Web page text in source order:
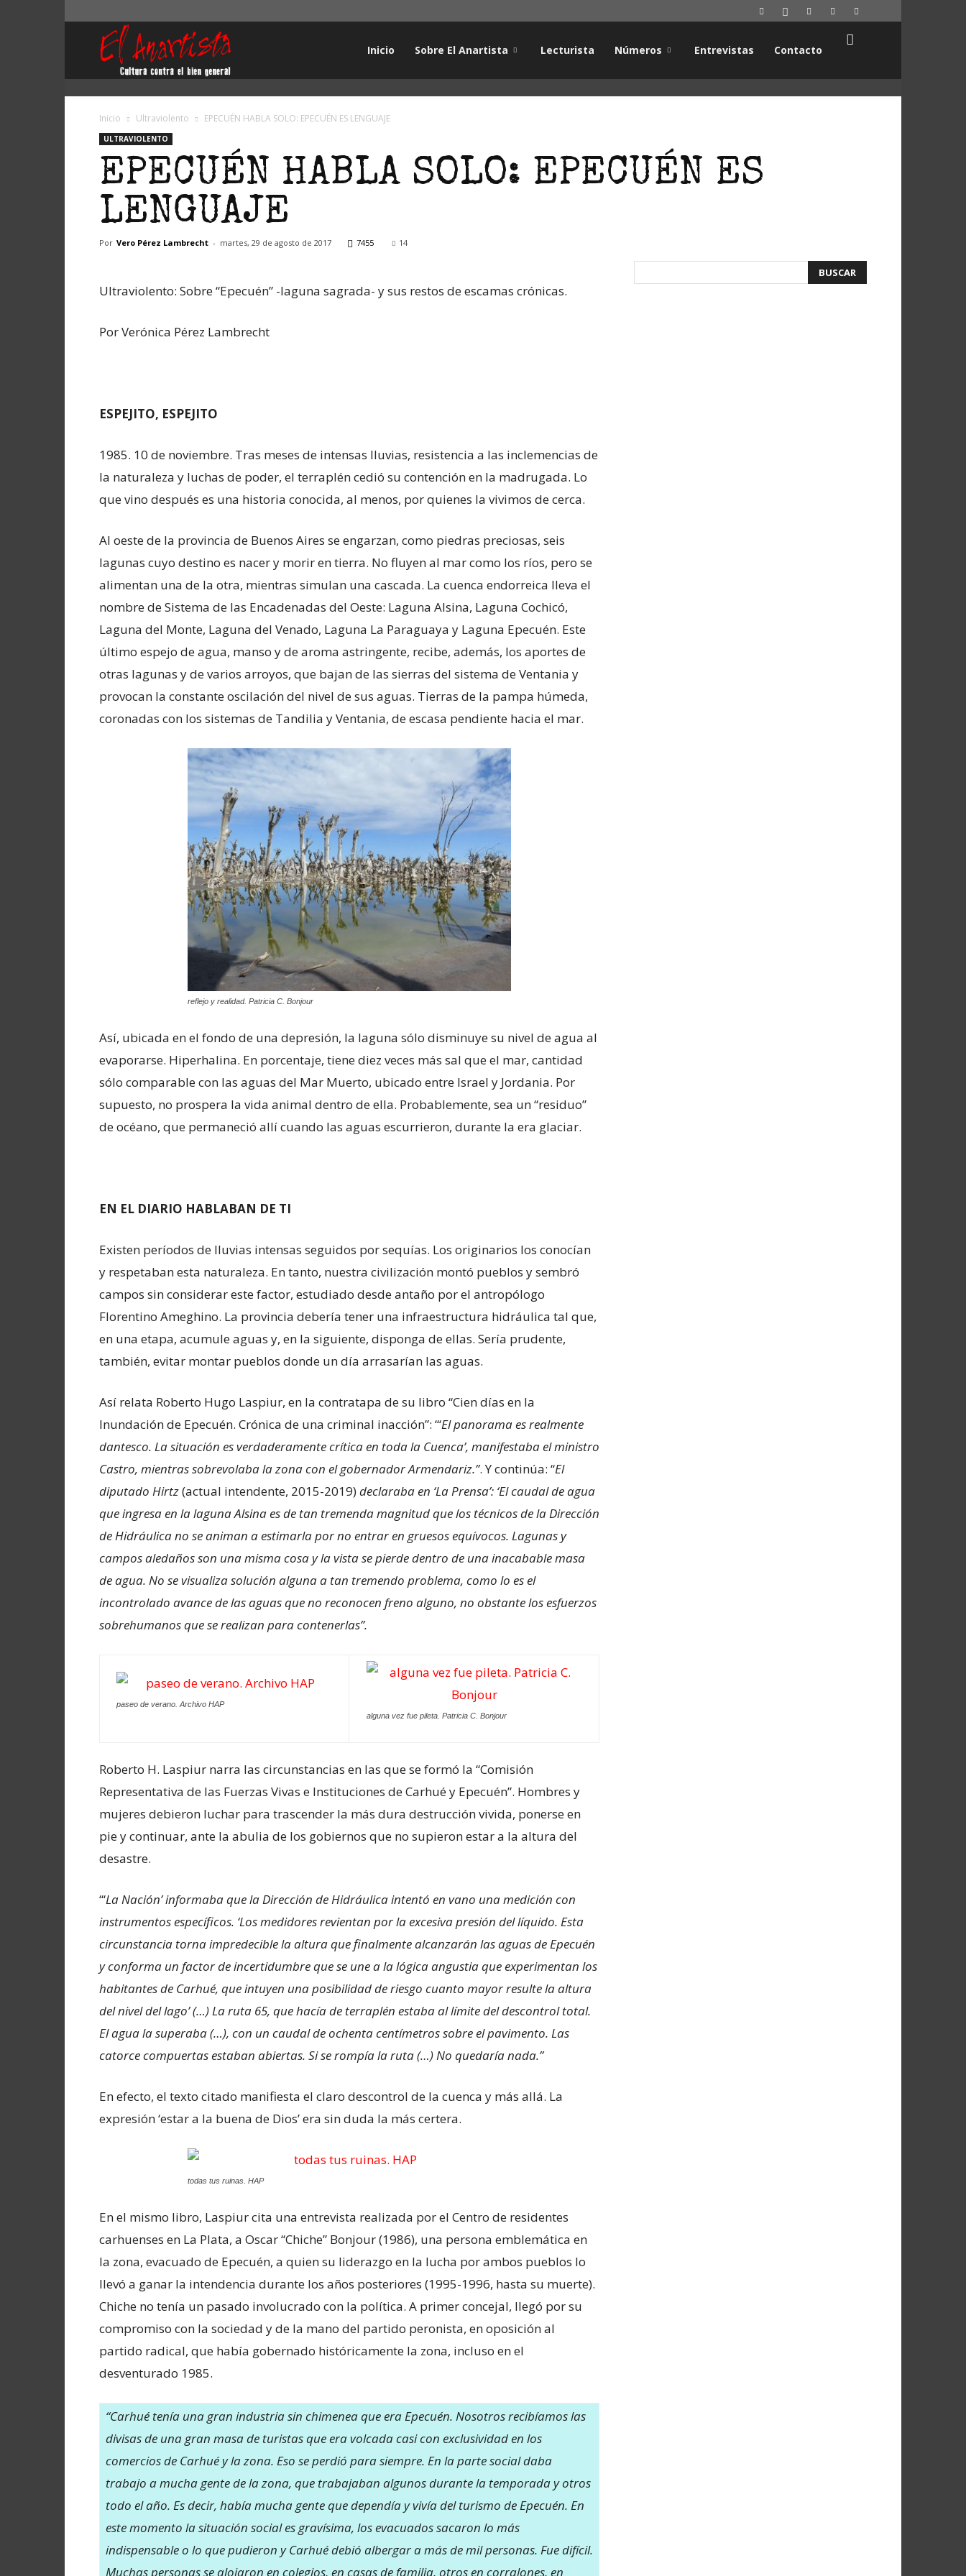
Inicio Sobre El Anartista Lecturista Números Entrevistas Contacto
Inicio Ultraviolento EPECUÉN HABLA SOLO: EPECUÉN ES LENGUAJE
ULTRAVIOLENTO
EPECUÉN HABLA SOLO: EPECUÉN ES
LENGUAJE
Por Vero Pérez Lambrecht - martes, 29 de agosto de 2017 7455 14
Ultraviolento: Sobre “Epecuén” -laguna sagrada- y sus restos de escamas crónicas.
Por Verónica Pérez Lambrecht
ESPEJITO, ESPEJITO
1985. 10 de noviembre. Tras meses de intensas lluvias, resistencia a las inclemencias de
la naturaleza y luchas de poder, el terraplén cedió su contención en la madrugada. Lo
que vino después es una historia conocida, al menos, por quienes la vivimos de cerca.
Al oeste de la provincia de Buenos Aires se engarzan, como piedras preciosas, seis
lagunas cuyo destino es nacer y morir en tierra. No fluyen al mar como los ríos, pero se
alimentan una de la otra, mientras simulan una cascada. La cuenca endorreica lleva el
nombre de Sistema de las Encadenadas del Oeste: Laguna Alsina, Laguna Cochicó,
Laguna del Monte, Laguna del Venado, Laguna La Paraguaya y Laguna Epecuén. Este
último espejo de agua, manso y de aroma astringente, recibe, además, los aportes de
otras lagunas y de varios arroyos, que bajan de las sierras del sistema de Ventania y
provocan la constante oscilación del nivel de sus aguas. Tierras de la pampa húmeda,
coronadas con los sistemas de Tandilia y Ventania, de escasa pendiente hacia el mar.
reflejo y realidad. Patricia C. Bonjour
Así, ubicada en el fondo de una depresión, la laguna sólo disminuye su nivel de agua al
evaporarse. Hiperhalina. En porcentaje, tiene diez veces más sal que el mar, cantidad
sólo comparable con las aguas del Mar Muerto, ubicado entre Israel y Jordania. Por
supuesto, no prospera la vida animal dentro de ella. Probablemente, sea un “residuo”
de océano, que permaneció allí cuando las aguas escurrieron, durante la era glaciar.
EN EL DIARIO HABLABAN DE TI
Existen períodos de lluvias intensas seguidos por sequías. Los originarios los conocían
y respetaban esta naturaleza. En tanto, nuestra civilización montó pueblos y sembró
campos sin considerar este factor, estudiado desde antaño por el antropólogo
Florentino Ameghino. La provincia debería tener una infraestructura hidráulica tal que,
en una etapa, acumule aguas y, en la siguiente, disponga de ellas. Sería prudente,
también, evitar montar pueblos donde un día arrasarían las aguas.
Así relata Roberto Hugo Laspiur, en la contratapa de su libro “Cien días en la
Inundación de Epecuén. Crónica de una criminal inacción”: “‘El panorama es realmente
dantesco. La situación es verdaderamente crítica en toda la Cuenca’, manifestaba el ministro
Castro, mientras sobrevolaba la zona con el gobernador Armendariz.”. Y continúa: “El
diputado Hirtz(actual intendente, 2015-2019)declaraba en ‘La Prensa’: ‘El caudal de agua
que ingresa en la laguna Alsina es de tan tremenda magnitud que los técnicos de la Dirección
de Hidráulica no se animan a estimarla por no entrar en gruesos equívocos. Lagunas y
campos aledaños son una misma cosa y la vista se pierde dentro de una inacabable masa
de agua. No se visualiza solución alguna a tan tremendo problema, como lo es el
incontrolado avance de las aguas que no reconocen freno alguno, no obstante los esfuerzos
sobrehumanos que se realizan para contenerlas”.
paseo de verano. Archivo HAP
alguna vez fue pileta. Patricia C. Bonjour
Roberto H. Laspiur narra las circunstancias en las que se formó la “Comisión
Representativa de las Fuerzas Vivas e Instituciones de Carhué y Epecuén”. Hombres y
mujeres debieron luchar para trascender la más dura destrucción vivida, ponerse en
pie y continuar, ante la abulia de los gobiernos que no supieron estar a la altura del
desastre.
“‘La Nación’ informaba que la Dirección de Hidráulica intentó en vano una medición con
instrumentos específicos. ‘Los medidores revientan por la excesiva presión del líquido. Esta
circunstancia torna impredecible la altura que finalmente alcanzarán las aguas de Epecuén
y conforma un factor de incertidumbre que se une a la lógica angustia que experimentan los
habitantes de Carhué, que intuyen una posibilidad de riesgo cuanto mayor resulte la altura
del nivel del lago’ (…) La ruta 65, que hacía de terraplén estaba al límite del descontrol total.
El agua la superaba (…), con un caudal de ochenta centímetros sobre el pavimento. Las
catorce compuertas estaban abiertas. Si se rompía la ruta (…) No quedaría nada.”
En efecto, el texto citado manifiesta el claro descontrol de la cuenca y más allá. La
expresión ‘estar a la buena de Dios’ era sin duda la más certera.
todas tus ruinas. HAP
En el mismo libro, Laspiur cita una entrevista realizada por el Centro de residentes
carhuenses en La Plata, a Oscar “Chiche” Bonjour (1986), una persona emblemática en
la zona, evacuado de Epecuén, a quien su liderazgo en la lucha por ambos pueblos lo
llevó a ganar la intendencia durante los años posteriores (1995-1996, hasta su muerte).
Chiche no tenía un pasado involucrado con la política. A primer concejal, llegó por su
compromiso con la sociedad y de la mano del partido peronista, en oposición al
partido radical, que había gobernado históricamente la zona, incluso en el
desventurado 1985.
“Carhué tenía una gran industria sin chimenea que era Epecuén. Nosotros recibíamos las
divisas de una gran masa de turistas que era volcada casi con exclusividad en los
comercios de Carhué y la zona. Eso se perdió para siempre. En la parte social daba
trabajo a mucha gente de la zona, que trabajaban algunos durante la temporada y otros
todo el año. Es decir, había mucha gente que dependía y vivía del turismo de Epecuén. En
este momento la situación social es gravísima, los evacuados sacaron lo más
indispensable o lo que pudieron y Carhué debió albergar a más de mil personas. Fue difícil.
Muchas personas se alojaron en colegios, en casas de familia, otros en corralones, en